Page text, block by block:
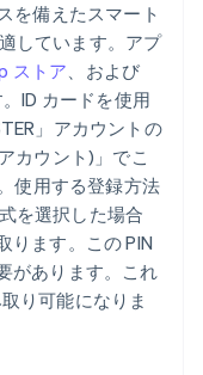
を備えたスマート
しています。アプ
ストア、および
ID カードを使用
」アカウントの
カウント)」でこ
使用する登録方法
を選択した場合
ります。この PIN
があります。これ
り可能になりま